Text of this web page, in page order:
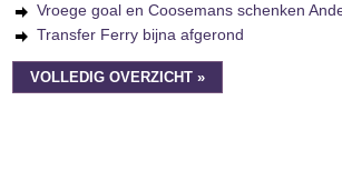
Vroege goal en Coosemans schenken
Transfer Ferry bijna afgerond
VOLLEDIG OVERZICHT »